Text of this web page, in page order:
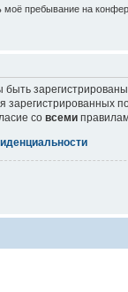
моё пребывание на
зарегистрированных
со всеми